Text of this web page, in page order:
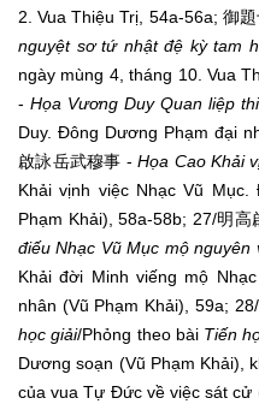
2. Vua Thiệu Trị, 54a-56a; 御
nguyệt sơ tứ nhật đệ kỳ tam
ngày mùng 4, tháng 10. Vua
- Họa Vương Duy Quan liệp thi
Duy. Đông Dương Phạm đại
啟詠岳武穆事 -Họa Cao Khải
Khải vịnh việc Nhạc Vũ
Phạm Khải), 58a-58b; 27/明高
điếu Nhạc Vũ Mục mộ nguyên
Khải đời Minh viếng mộ
nhân (Vũ Phạm Khải), 59a;
học giải/Phỏng theo bài Tiến
Dương soạn (Vũ Phạm Khải),
của vua Tự Đức về việc sát cử